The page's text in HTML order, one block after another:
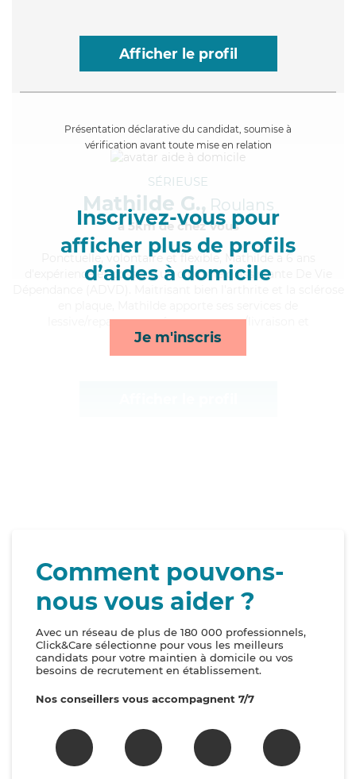
Afficher le profil
Présentation déclarative du candidat, soumise à
vérification avant toute mise en relation
Inscrivez-vous pour
afficher plus de profils
d’aides à domicile
Je m'inscris
SÉRIEUSE
Mathilde G., Roulans
à 5km de chez Vous
, volontaire et flexible, Mathilde a 6 ans
d'expérience et possède un diplôme d'Assistante De Vie
lessive/repassage, ménage, courses/livraison et
compagnie/loisirs*
Comment pouvons-
nous vous aider ?
Avec un réseau de plus de 180 000 professionnels,
Click&Care sélectionne pour vous les meilleurs
candidats pour votre maintien à domicile ou vos
besoins de recrutement en établissement.
Nos conseillers vous accompagnent 7/7